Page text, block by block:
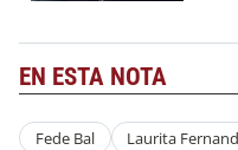
EN ESTA NOTA
Fede Bal Laurita